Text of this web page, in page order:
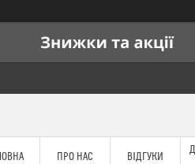
ПРО НАС ВІДГУКИ